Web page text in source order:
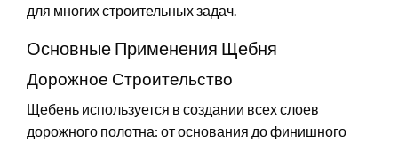
для многих строительных задач.
Основные Применения Щебня
Дорожное Строительство
Щебень используется в создании всех слоев
дорожного полотна: от основания до финишного